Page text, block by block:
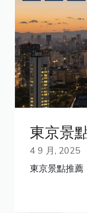
東京景
4 9 月, 2025
東京景點推薦